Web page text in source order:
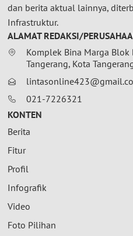
dan berita aktual lainnya,
Infrastruktur.
ALAMAT REDAKSI/
Komplek Bina Marga Blok
Tangerang, Kota
021-7226321
KONTEN
Berita
Fitur
Profil
Infografik
Video
Foto Pilihan